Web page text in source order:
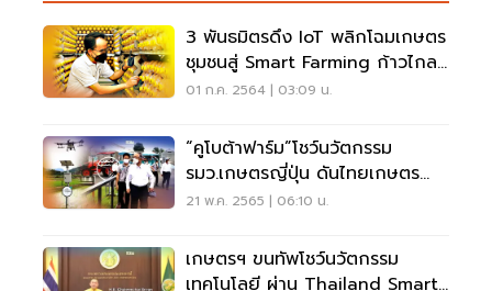
3 พันธมิตรดึง IoT พลิกโฉมเกษตร
ชุมชนสู่ Smart Farming ก้าวไกลสู่
ครัวโลก
01 ก.ค. 2564 | 03:09 น.
“คูโบต้าฟาร์ม”โชว์นวัตกรรม
รมว.เกษตรญี่ปุ่น ดันไทยเกษตร
แม่นยำ นำอาเซียน
21 พ.ค. 2565 | 06:10 น.
เกษตรฯ ขนทัพโชว์นวัตกรรม
เทคโนโลยี ผ่าน Thailand Smart